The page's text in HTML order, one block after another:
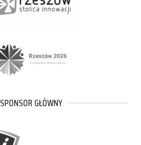
SPONSOR GŁÓWNY